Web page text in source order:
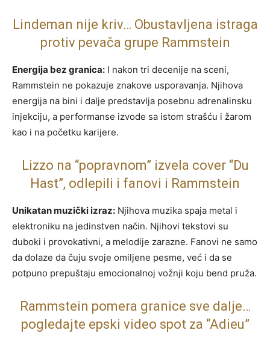
Lindeman nije kriv… Obustavljena istraga
protiv pevača grupe Rammstein
Energija bez granica: I nakon tri decenije na sceni,
Rammstein ne pokazuje znakove usporavanja. Njihova
energija na bini i dalje predstavlja posebnu adrenalinsku
injekciju, a performanse izvode sa istom strašću i žarom
kao i na početku karijere.
Lizzo na “popravnom” izvela cover “Du
Hast”, odlepili i fanovi i Rammstein
Unikatan muzički izraz: Njihova muzika spaja metal i
elektroniku na jedinstven način. Njihovi tekstovi su
duboki i provokativni, a melodije zarazne. Fanovi ne samo
da dolaze da čuju svoje omiljene pesme, već i da se
potpuno prepuštaju emocionalnoj vožnji koju bend pruža.
Rammstein pomera granice sve dalje…
pogledajte epski video spot za “Adieu”